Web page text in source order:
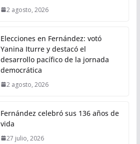
2 agosto, 2026
Elecciones en Fernández: votó
Yanina Iturre y destacó el
desarrollo pacífico de la jornada
democrática
2 agosto, 2026
Fernández celebró sus 136 años de
vida
27 julio, 2026